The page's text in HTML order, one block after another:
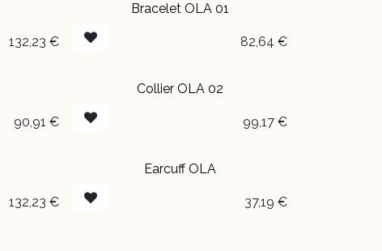
132,23 €
Bracelet OLA 01
82,64 €
90,91 €
Collier OLA 02
99,17€
132,23 €
Earcuff OLA
37,19 €